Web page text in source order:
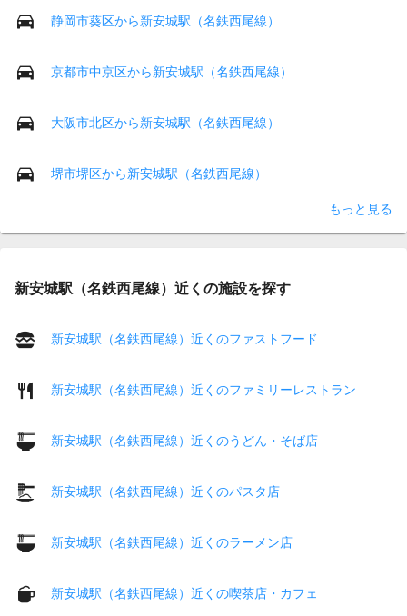
静岡市葵区から新安城駅（名鉄西尾線）
京都市中京区から新安城駅（名鉄西尾線）
大阪市北区から新安城駅（名鉄西尾線）
堺市堺区から新安城駅（名鉄西尾線）
もっと見る
新安城駅（名鉄西尾線）近くの施設を探す
新安城駅（名鉄西尾線）近くのファストフード
新安城駅（名鉄西尾線）近くのファミリーレストラン
新安城駅（名鉄西尾線）近くのうどん・そば店
新安城駅（名鉄西尾線）近くのパスタ店
新安城駅（名鉄西尾線）近くのラーメン店
新安城駅（名鉄西尾線）近くの喫茶店・カフェ